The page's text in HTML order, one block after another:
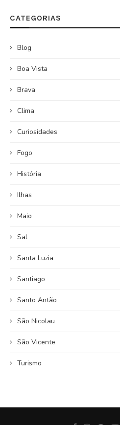
CATEGORIAS
Blog
Boa Vista
Brava
Clima
Curiosidades
Fogo
História
Ilhas
Maio
Sal
Santa Luzia
Santiago
Santo Antão
São Nicolau
São Vicente
Turismo